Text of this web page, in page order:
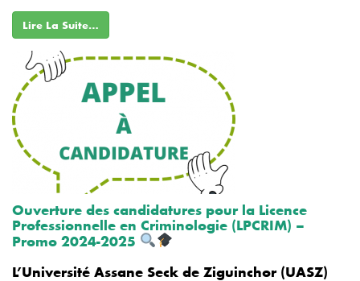
Lire La Suite…
Ouverture des candidatures pour la Licence
Professionnelle en Criminologie (LPCRIM) –
Promo 2024-2025
L’Université Assane Seck de Ziguinchor (UASZ)